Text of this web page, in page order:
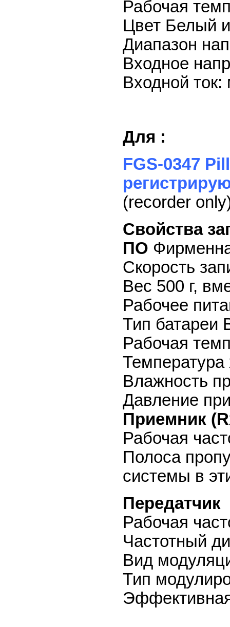
Рабочая
Цвет Белый
Диапазон
Входное
Входной
Для :
FGS-0347
(recorder
Свойства
ПО
Скорость
Вес 500 г,
Рабочее
Тип батареи
Рабочая
Температура
Влажность
Давление
Приемник
Рабочая
Полоса
системы в
Передатчик
Рабочая
Частотный
Вид
Тип